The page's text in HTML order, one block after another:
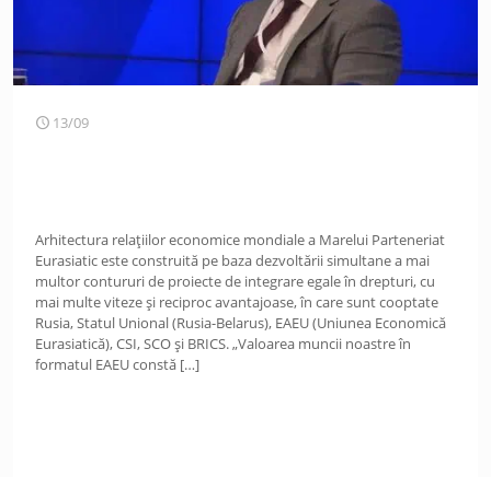
13/09
Arhitectura relațiilor economice mondiale a Marelui Parteneriat
Eurasiatic este construită pe baza dezvoltării simultane a mai
multor contururi de proiecte de integrare egale în drepturi, cu
mai multe viteze și reciproc avantajoase, în care sunt cooptate
Rusia, Statul Unional (Rusia-Belarus), EAEU (Uniunea Economică
Eurasiatică), CSI, SCO și BRICS. „Valoarea muncii noastre în
formatul EAEU constă […]